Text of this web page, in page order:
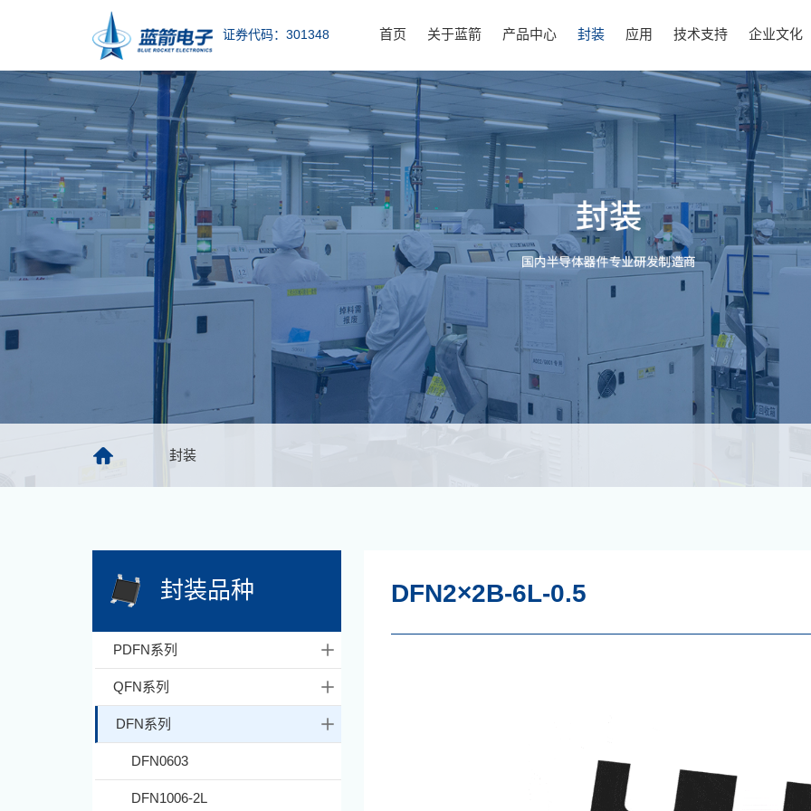
证券代码：301348 首页 关于蓝箭 产品中心 封装 应用 技术支持 企业文化
封装
封装品种
PDFN系列
QFN系列
DFN系列
DFN0603
DFN1006-2L
DFN2×2B-6L-0.5